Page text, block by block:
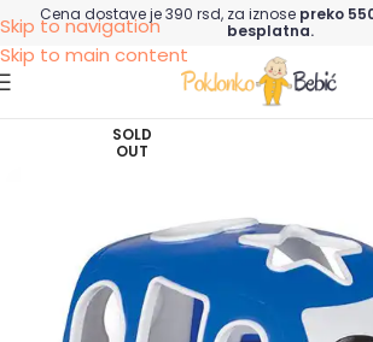
Skip to navigation
Skip to main content
Cena dostave je 390 rsd, za iznose preko
besplatna.
SOLD
OUT